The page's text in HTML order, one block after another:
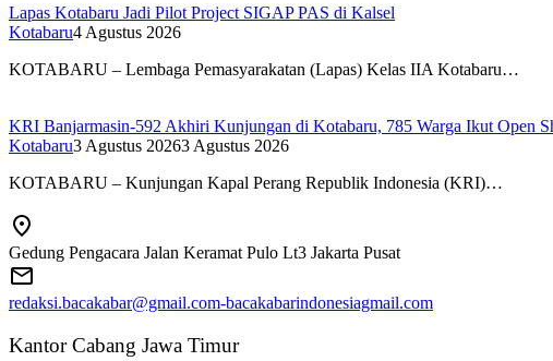
Lapas Kotabaru Jadi Pilot Project SIGAP PAS di Kalsel
Kotabaru4 Agustus 2026
KOTABARU – Lembaga Pemasyarakatan (Lapas) Kelas IIA Kotabaru…
KRI Banjarmasin-592 Akhiri Kunjungan di Kotabaru, 785 Warga Ikut Open
Kotabaru3 Agustus 20263 Agustus 2026
KOTABARU – Kunjungan Kapal Perang Republik Indonesia (KRI)…
Gedung Pengacara Jalan Keramat Pulo Lt3 Jakarta Pusat
redaksi.bacakabar@gmail.com-bacakabarindonesiagmail.com
Kantor Cabang Jawa Timur